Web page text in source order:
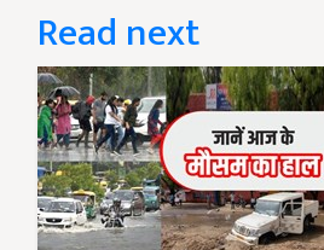
Read next